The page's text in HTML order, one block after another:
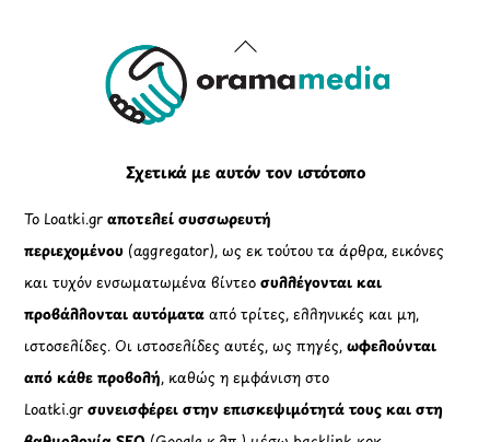
Back
To
Σχετικά με αυτόν τον ιστότοπο
Το Loatki.grαποτελεί συσσωρευτή
περιεχομένου (aggregator), ως εκ τούτου τα άρθρα, εικόνες
και τυχόν ενσωματωμένα βίντεοσυλλέγονται και
προβάλλονται αυτόματααπό τρίτες, ελληνικές και μη,
ιστοσελίδες. Οι ιστοσελίδες αυτές, ως πηγές,ωφελούνται
από κάθε προβολή, καθώς η εμφάνιση στο
Loatki.gr συνεισφέρει στην επισκεψιμότητά τους και στη